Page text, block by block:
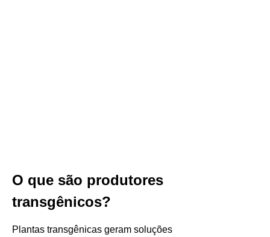
O que são produtores
transgênicos?
Plantas transgênicas geram soluções